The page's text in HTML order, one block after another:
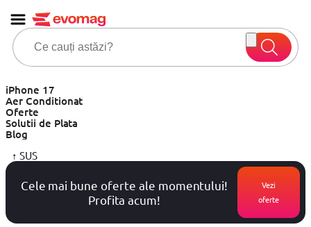
iPhone 17
Aer Conditionat
Oferte
Solutii de Plata
Blog
↑ SUS
Cele mai bune oferte ale momentului!
Profita acum!
Vezi
oferte